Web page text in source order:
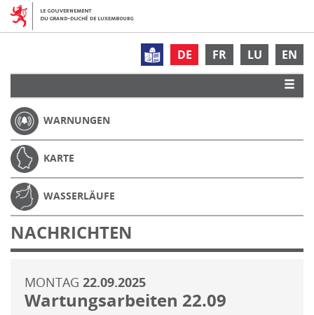
DE FR LU EN
WARNUNGEN
KARTE
WASSERLÄUFE
NACHRICHTEN
MONTAG 22.09.2025
Wartungsarbeiten 22.09